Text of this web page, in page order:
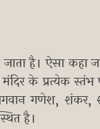
है। ऐसा कहा
के प्रत्येक
गणेश, शंकर,
है।